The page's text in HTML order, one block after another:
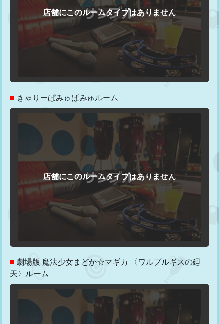
■ きゃりーぱみゅぱみゅルーム
■ 劇場版 魔法少女まどか☆マギカ 〈ワルプルギスの廻
天〉ルーム